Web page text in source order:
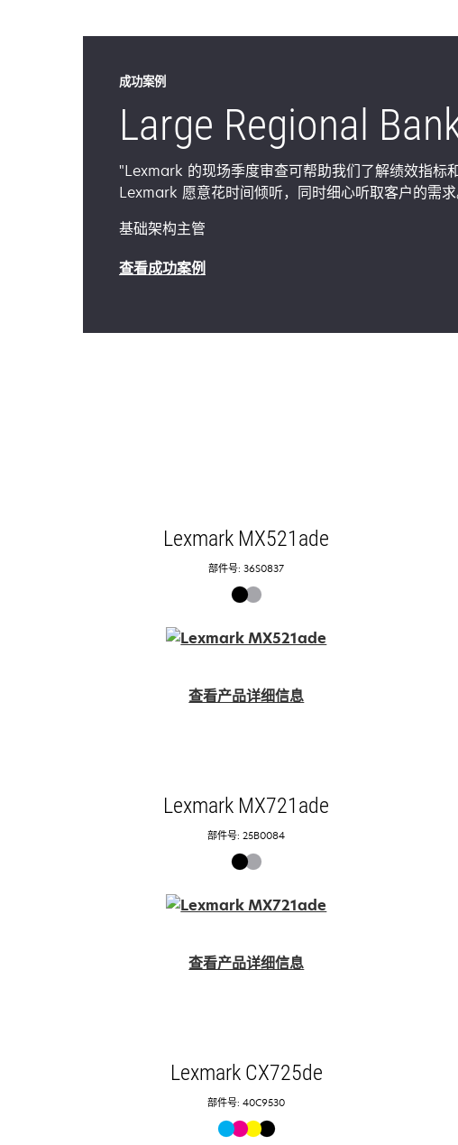
成功案例
Large Regional
"Lexmark 的现场季度审查可帮助我们了解绩效指标
Lexmark 愿意花时间倾听，同时细心听取客户的需
基础架构主管
查看成功案例在
签
Lexmark MX521ade
部件号: 36S0837
查看产品详细信息
Lexmark MX721ade
部件号: 25B0084
查看产品详细信息
Lexmark CX725de
部件号: 40C9530